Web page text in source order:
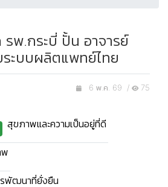
พ.กระบี่ ปั้น อาจารย์
ะบบผลิตแพทย์ไทย
6 พ.ค. 69 / 75
สุขภาพและความเป็นอยู่ที่ดี
พ
รพัฒนาที่ยั่งยืน